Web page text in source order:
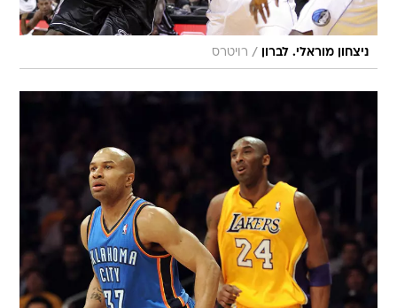
ניצחון מוראלי. לברון / רויטרס